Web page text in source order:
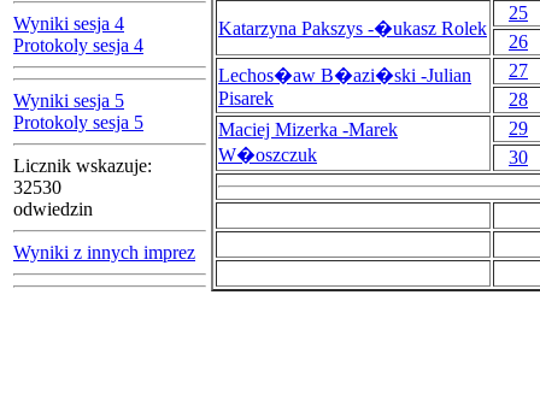
Wyniki sesja 4
Protokoly sesja 4
Wyniki sesja 5
Protokoly sesja 5
Licznik wskazuje:
32530
odwiedzin
Wyniki z innych imprez
Katarzyna Pakszys -�ukasz Rolek
25
26
Lechos�aw B�azi�ski -Julian
Pisarek
27
28
Maciej Mizerka -Marek
W�oszczuk
29
30